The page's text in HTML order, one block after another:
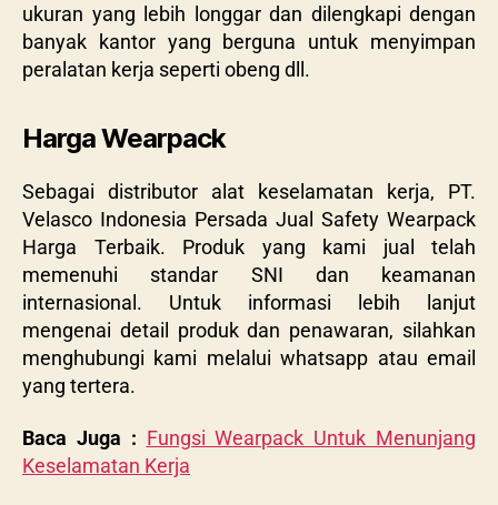
ukuran yang lebih longgar dan dilengkapi dengan
banyak kantor yang berguna untuk menyimpan
peralatan kerja seperti obeng dll.
Harga Wearpack
Sebagai distributor alat keselamatan kerja, PT.
Velasco Indonesia Persada Jual Safety Wearpack
Harga Terbaik. Produk yang kami jual telah
memenuhi standar SNI dan keamanan
internasional. Untuk informasi lebih lanjut
mengenai detail produk dan penawaran, silahkan
menghubungi kami melalui whatsapp atau email
yang tertera.
Baca Juga : Fungsi Wearpack Untuk Menunjang
Keselamatan Kerja